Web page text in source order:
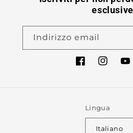
Indirizzo email
FacebookInstagram
Lingua
Italiano